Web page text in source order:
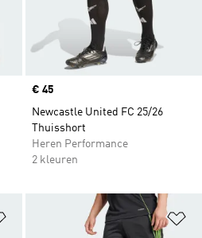
Price
€ 45
Newcastle United FC 25/26
Thuisshort
Heren Performance
2 kleuren
Op verlanglijst zetten